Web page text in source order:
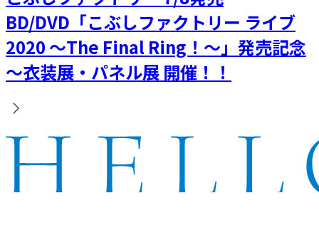
BD/DVD「こぶしファクトリー ライブ
2020 ～The Final Ring！～」発売記念
～衣装展・パネル展 開催！！